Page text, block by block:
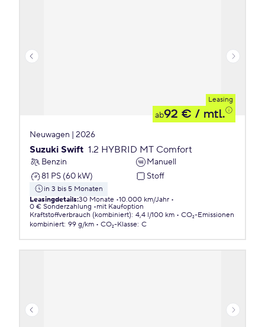
Leasing
ab92 € / mtl.
Neuwagen | 2026
Suzuki Swift 1.2 HYBRID MT Comfort
Benzin
Manuell
81 PS (60 kW)
Stoff
in 3 bis 5 Monaten
Leasingdetails:30 Monate 10.000 km/Jahr
0 € Sonderzahlung
mit Kaufoption
Kraftstoffverbrauch (kombiniert): 4,4 l/100 km
CO₂-Emissionen
kombiniert: 99 g/km CO₂-Klasse: C